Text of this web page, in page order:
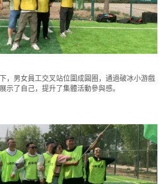
，男女員工交叉站位圍成圓圈，通過破冰小游戲
示了自己，提升了集體活動參與感。